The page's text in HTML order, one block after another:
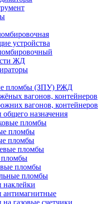
устройства
ЖД
пломбы (ЗПУ) РЖД
вагонов, контейнеров
вагонов, контейнеров
назначения
пломбы
пломбы
пломбы
пломбы
пломбы
пломбы
газовые счетчики